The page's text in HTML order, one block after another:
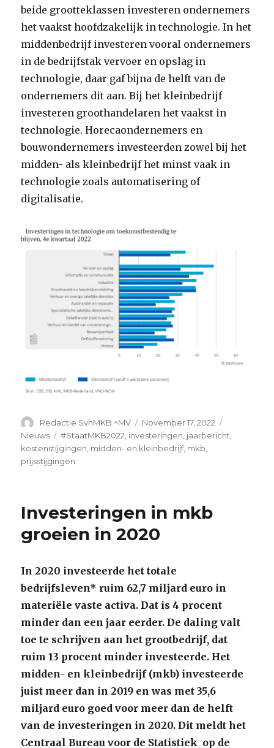
beide grootteklassen investeren ondernemers
het vaakst hoofdzakelijk in technologie. In het
middenbedrijf investeren vooral ondernemers
in de bedrijfstak vervoer en opslag in
technologie, daar gaf bijna de helft van de
ondernemers dit aan. Bij het kleinbedrijf
investeren groothandelaren het vaakst in
technologie. Horecaondernemers en
bouwondernemers investeerden zowel bij het
midden- als kleinbedrijf het minst vaak in
technologie zoals automatisering of
digitalisatie.
Author
Redactie SvhMKB ^MV
Posted
on
November 17, 2022
Nieuws
Tags
#StaatMKB2022 investeringen jaarbericht
kostenstijgingen midden- en kleinbedrijf, mkb
prijsstijgingen
Investeringen in mkb
groeien in 2020
In 2020 investeerde het totale
bedrijfsleven* ruim 62,7 miljard euro in
materiële vaste activa. Dat is 4 procent
minder dan een jaar eerder. De daling valt
toe te schrijven aan het grootbedrijf, dat
ruim 13 procent minder investeerde. Het
midden- en kleinbedrijf (mkb) investeerde
juist meer dan in 2019 en was met 35,6
miljard euro goed voor meer dan de helft
van de investeringen in 2020. Dit meldt het
Centraal Bureau voor de Statistiek op de